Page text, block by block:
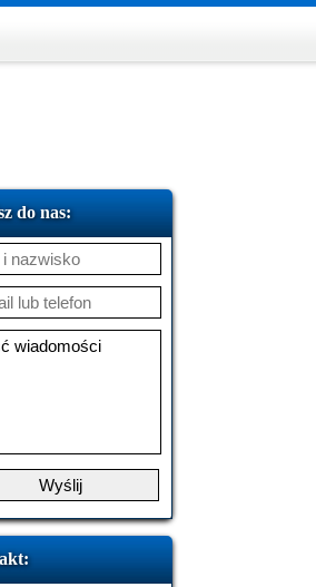
do nas: